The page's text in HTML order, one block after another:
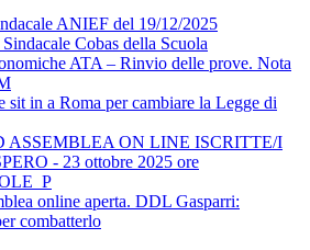
ANIEF del 19/12/2025
Cobas della Scuola
ATA – Rinvio delle prove. Nota
sit in a Roma per cambiare la Legge di
ASSEMBLEA ON LINE ISCRITTE/I
- 23 ottobre 2025 ore
online aperta. DDL Gasparri:
combatterlo